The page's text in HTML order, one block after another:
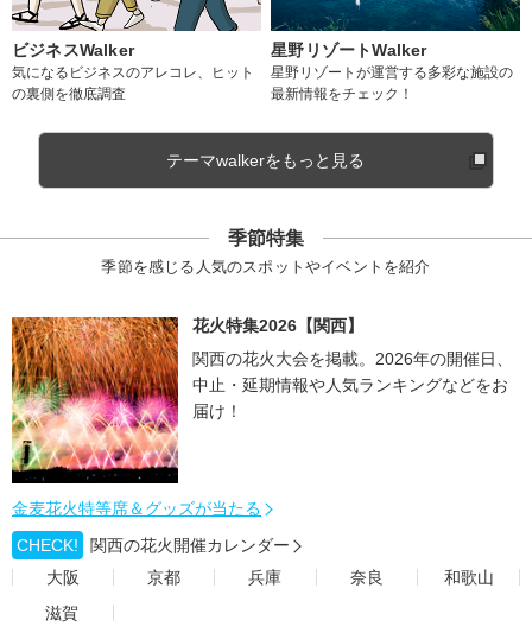
ビジネスWalker
気になるビジネスのアレコレ、ヒット
の裏側を徹底調査
星野リゾートWalker
星野リゾートが運営する多彩な施設の
最新情報をチェック！
テーマwalkerをもっと見る
季節特集
季節を感じる人気のスポットやイベントを紹介
花火特集2026【関西】
関西の花火大会を掲載。2026年の開催日、
中止・延期情報や人気ランキングなどをお
届け！
金麦花火特等席＆グッズが当たる
CHECK!
関西の花火開催カレンダー
大阪
京都 兵庫 奈良
和歌山
滋賀